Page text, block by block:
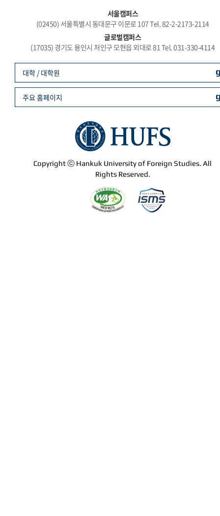
서울캠퍼스
(02450) 서울특별시 동대문구 이문로 107 Tel. 82-2-2173-2114
글로벌캠퍼스
(17035) 경기도 용인시 처인구 모현읍 외대로 81 Tel. 031-330-4114
Copyright ⓒ Hankuk University of Foreign Studies. All
Rights Reserved.
대학 / 대학원
주요 홈페이지